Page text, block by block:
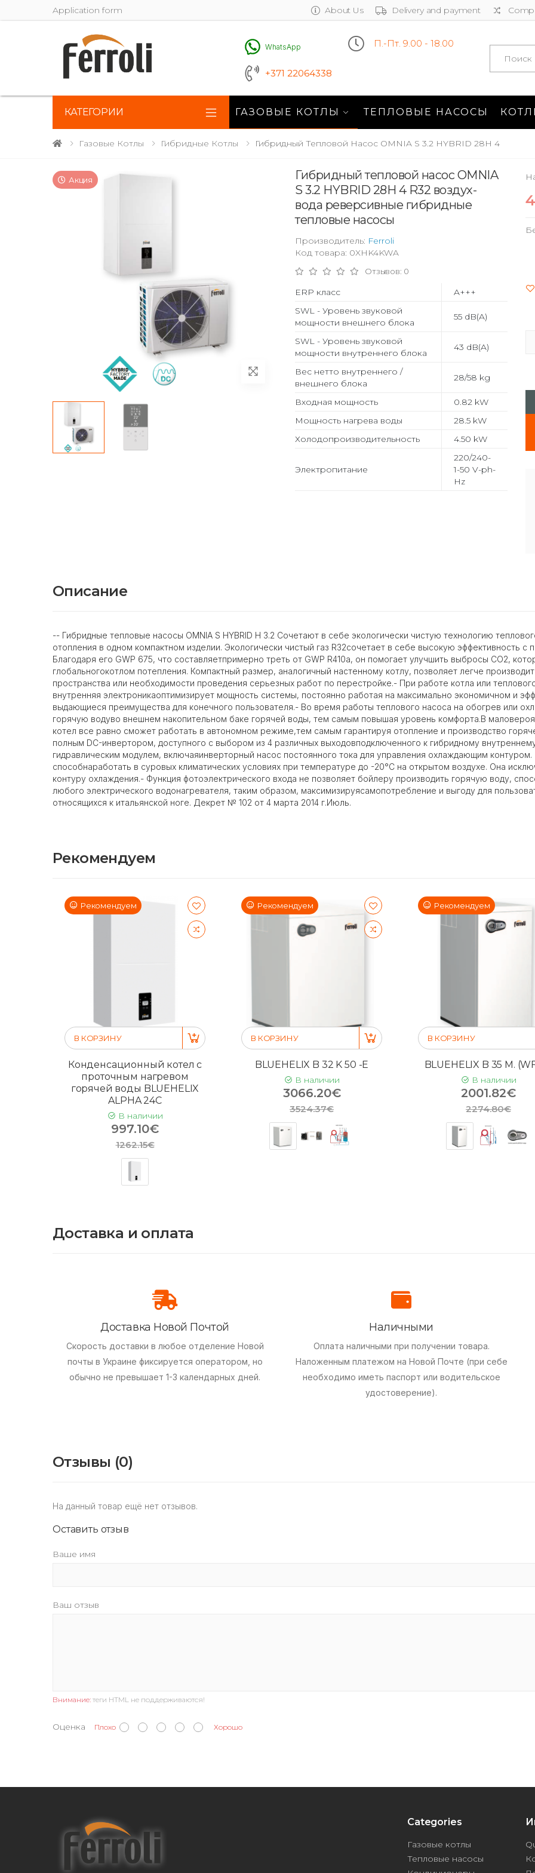
Application form About Us Delivery and payment
WhatsApp
+371 22064338
П.-Пт. 9.00 - 18.00 Search
КАТЕГОРИИ ГАЗОВЫЕ КОТЛЫ ТЕПЛОВЫЕ НАСОСЫ
Газовые Котлы Гибридные Котлы Гибридный Тепловой Насос OMNIA S 3.2 HYBRID 28H 4
Акция
Гибридный тепловой насос OMNIA
S 3.2 HYBRID 28H 4 R32 воздух-
вода реверсивные гибридные
тепловые насосы
Производитель: Ferroli
Код товара: 0XHK4KWA
Отзывов: 0
ERP класс
A+++
SWL - Уровень звуковой
мощности внешнего блока
55 dB(A)
SWL - Уровень звуковой
мощности внутреннего блока
43 dB(A)
Вес нетто внутреннего /
внешнего блока
28/58 kg
Входная мощность
0.82 kW
Мощность нагрева воды
28.5 kW
Холодопроизводительность
4.50 kW
Электропитание
220/240-
1-50 V-ph-
Hz
Описание
-- Гибридные тепловые насосы OMNIA S HYBRID H 3.2 Сочетают в себе экологически чистую технологию
отопления в одном компактном изделии. Экологически чистый газ R32сочетает в себе высокую
Благодаря его GWP 675, что составляетпримерно треть от GWP R410a, он помогает улучшить выбросы CO2,
глобальногокотлом потепления. Компактный размер, аналогичный настенному котлу, позволяет легче
пространства или необходимости проведения серьезных работ по перестройке.- При работе котла или
внутренняя электроникаоптимизирует мощность системы, постоянно работая на максимально экономичном и
выдающиеся преимущества для конечного пользователя.- Во время работы теплового насоса на обогрев или
горячую водуво внешнем накопительном баке горячей воды, тем самым повышая уровень комфорта.В
котел все равно сможет работать в автономном режиме,тем самым гарантируя отопление и производство
полным DC-инвертором, доступного с выбором из 4 различных выходовподключенного к гибридному
гидравлическим модулем, включаяинверторный насос постоянного тока для управления охлаждающим
способнаработать в суровых климатических условиях при температуре до -20°C на открытом воздухе. Она
контуру охлаждения.- Функция фотоэлектрического входа не позволяет бойлеру производить горячую воду,
любого электрического водонагревателя, таким образом, максимизируясамопотребление и выгоду для
относящихся к итальянской ноге. Декрет № 102 от 4 марта 2014 г.Июль.
Рекомендуем
Рекомендуем
В КОРЗИНУ
Конденсационный котел с
проточным нагревом
горячей воды BLUEHELIX
ALPHA 24C
В наличии
997.10€
1262.15€
Рекомендуем
В КОРЗИНУ
BLUEHELIX B 32 K 50 -E
В наличии
3066.20€
3524.37€
Рекомендуем
В КОРЗИНУ
BLUEHELIX B 35 M.
В наличии
2001.82€
2274.80€
Доставка и оплата
Доставка Новой Почтой
Скорость доставки в любое отделение Новой
почты в Украине фиксируется оператором, но
обычно не превышает 1-3 календарных дней.
Наличными
Оплата наличными при получении товара.
Наложенным платежом на Новой Почте (при себе
необходимо иметь паспорт или водительское
удостоверение).
Отзывы (0)
На данный товар ещё нет отзывов.
Оставить отзыв
Ваше имя
Ваш отзыв
Внимание: теги HTML не поддерживаются!
Оценка Плохо Хорошо
Categories
Газовые котлы
Тепловые насосы